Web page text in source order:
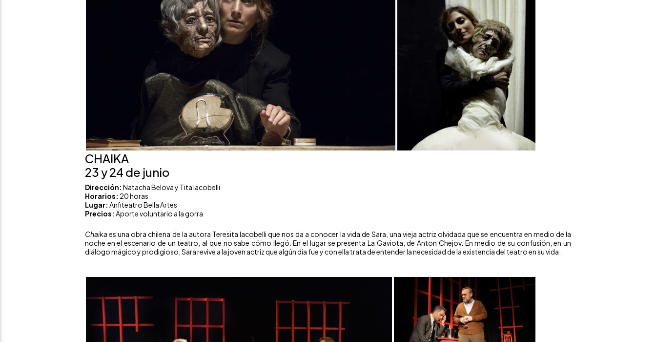
CHAIKA
23 y 24 de junio
Dirección: Natacha Belova y Tita Iacobelli
Horarios: 20 horas
Lugar: Anfiteatro Bella Artes
Precios: Aporte voluntario a la gorra
Chaikaes una obra chilena de la autora Teresita Iacobelli que nos da a conocer la vida de Sara, una vieja actriz olvidada que se encuentra en medio de la
noche en el escenario de un teatro, al que no sabe cómo llegó. En el lugar se presenta La Gaviota, de Anton Chejov. En medio de su confusión, en un
diálogo mágico y prodigioso, Sara revive a la joven actriz que algún día fue y con ella trata de entender la necesidad de la existencia del teatro en su vida.